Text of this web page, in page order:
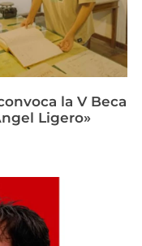
la V Beca
Ligero»